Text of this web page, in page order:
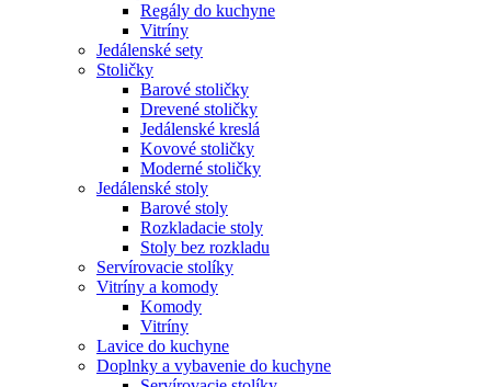
Regály do kuchyne
Vitríny
Jedálenské sety
Stoličky
Barové stoličky
Drevené stoličky
Jedálenské kreslá
Kovové stoličky
Moderné stoličky
Jedálenské stoly
Barové stoly
Rozkladacie stoly
Stoly bez rozkladu
Servírovacie stolíky
Vitríny a komody
Komody
Vitríny
Lavice do kuchyne
Doplnky a vybavenie do kuchyne